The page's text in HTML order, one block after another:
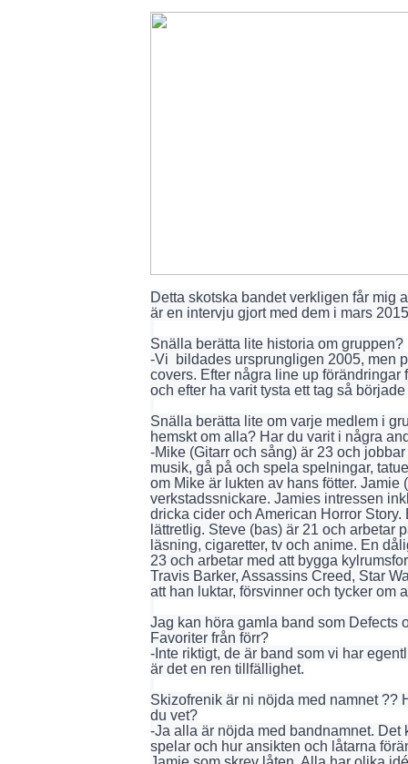
Detta skotska bandet verkligen får mig
är en intervju gjort med dem i mars
Snälla berätta lite historia om gruppen?
-Vi bildades ursprungligen 2005, men
covers. Efter några line up
och efter ha varit tysta ett tag så
Snälla berätta lite om varje medlem i
hemskt om alla? Har du varit i några
-Mike (Gitarr och sång) är 23 och
musik, gå på och spela spelningar,
om Mike är lukten av hans fötter.
verkstadssnickare. Jamies intressen
dricka cider och American Horror
lättretlig. Steve (bas) är 21 och arbetar
läsning, cigaretter, tv och anime. En
23 och arbetar med att bygga
Travis Barker, Assassins Creed, Star
att han luktar, försvinner och tycker om
Jag kan höra gamla band som Defects
Favoriter från förr?
-Inte riktigt, de är band som vi har
är det en ren tillfällighet.
Skizofrenik är ni nöjda med namnet ??
du vet?
-Ja alla är nöjda med bandnamnet.
spelar och hur ansikten och låtarna